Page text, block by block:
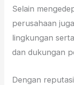
Selain
perusahaan
lingkungan
dan dukungan
Dengan